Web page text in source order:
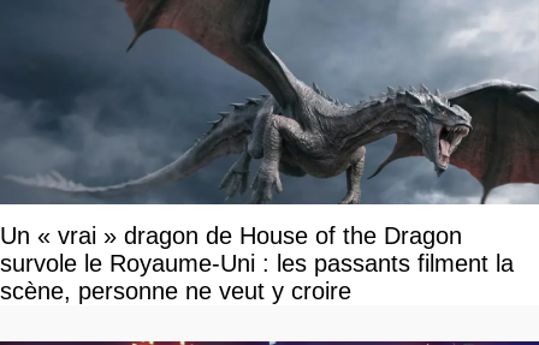
Un « vrai » dragon de House of the Dragon
survole le Royaume-Uni : les passants filment la
scène, personne ne veut y croire